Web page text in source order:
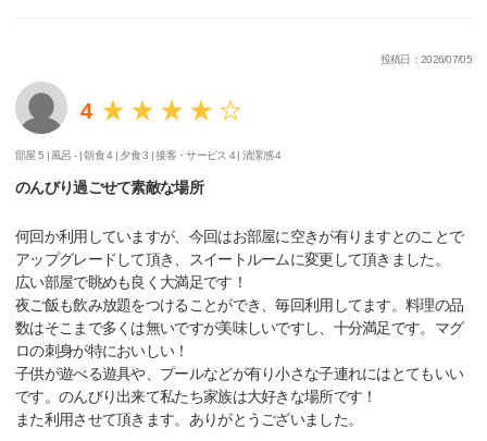
投稿日：2026/07/05
4
部屋 5 | 風呂 - |朝食 4 | 夕食 3 |接客・サービス 4 |清潔感 4
のんびり過ごせて素敵な場所
何回か利用していますが、今回はお部屋に空きが有りますとのことで
アップグレードして頂き、スイートルームに変更して頂きました。
広い部屋で眺めも良く大満足です！
夜ご飯も飲み放題をつけることができ、毎回利用してます。料理の品
数はそこまで多くは無いですが美味しいですし、十分満足です。マグ
ロの刺身が特においしい！
子供が遊べる遊具や、プールなどが有り小さな子連れにはとてもいい
です。のんびり出来て私たち家族は大好きな場所です！
また利用させて頂きます。ありがとうございました。